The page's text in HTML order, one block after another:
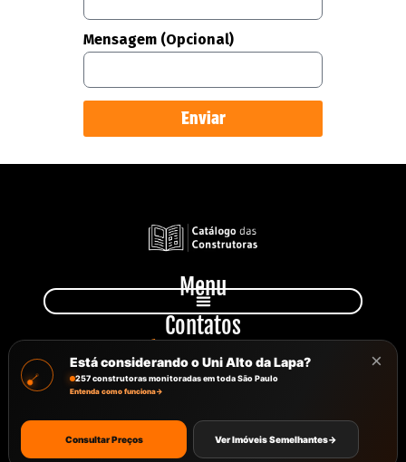
Mensagem (Opcional)
Enviar
Menu
Contatos
+55 11 949 231 810
atendimento@catalagodasconstrutoras.com.br
Avenida Paulista, 777, Sala 102
Está considerando o Uni Alto da Lapa?
257 construtoras monitoradas em toda São Paulo
Entenda como funciona→
Consultar Preços Ver Imóveis Semelhantes→
×